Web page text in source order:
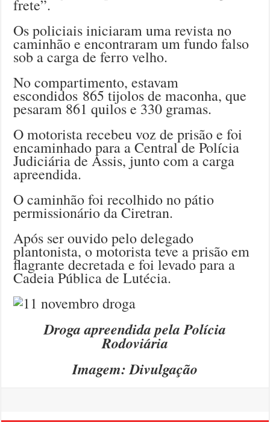
frete”.
Os policiais iniciaram uma revista no
caminhão e encontraram um fundo falso
sob a carga de ferro velho.
No compartimento, estavam
escondidos 865 tijolos de maconha, que
pesaram 861 quilos e 330 gramas.
O motorista recebeu voz de prisão e foi
encaminhado para a Central de Polícia
Judiciária de Assis, junto com a carga
apreendida.
O caminhão foi recolhido no pátio
permissionário da Ciretran.
Após ser ouvido pelo delegado
plantonista, o motorista teve a prisão em
flagrante decretada e foi levado para a
Cadeia Pública de Lutécia.
Droga apreendida pela Polícia
Rodoviária
Imagem: Divulgação